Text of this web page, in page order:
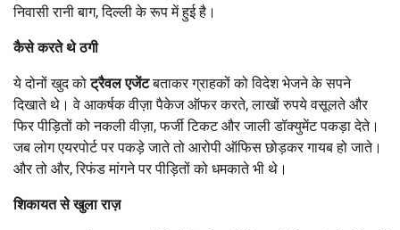
निवासी रानी बाग, दिल्ली के रूप में हुई है।
कैसे करते थे ठगी
ये दोनों खुद कोट्रैवल एजेंटबताकर ग्राहकों को विदेश भेजने के सपने
दिखाते थे। वे आकर्षक वीज़ा पैकेज ऑफर करते, लाखों रुपये वसूलते और
फिर पीड़ितों को नकली वीज़ा, फर्जी टिकट और जाली डॉक्युमेंट पकड़ा देते।
जब लोग एयरपोर्ट पर पकड़े जाते तो आरोपी ऑफिस छोड़कर गायब हो जाते।
और तो और, रिफंड मांगने पर पीड़ितों को धमकाते भी थे।
शिकायत से खुला राज़